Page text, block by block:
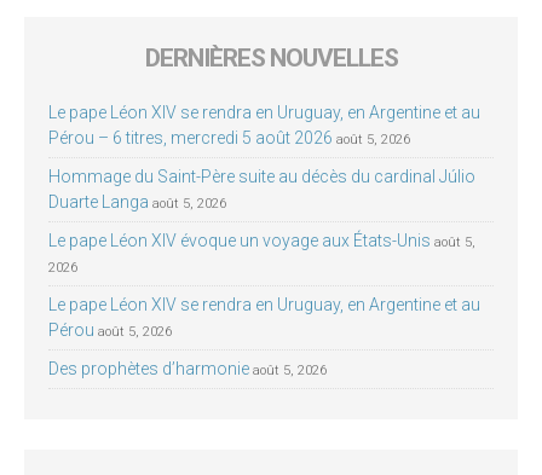
DERNIÈRES NOUVELLES
Le pape Léon XIV se rendra en Uruguay, en Argentine et au
Pérou – 6 titres, mercredi 5 août 2026 août 5, 2026
Hommage du Saint-Père suite au décès du cardinal Júlio
Duarte Langa août 5, 2026
Le pape Léon XIV évoque un voyage aux États-Unis août 5,
2026
Le pape Léon XIV se rendra en Uruguay, en Argentine et au
Pérou août 5, 2026
Des prophètes d’harmonie août 5, 2026